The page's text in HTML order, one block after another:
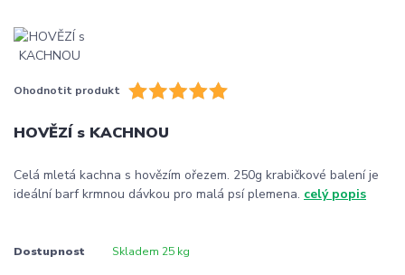
Ohodnotit produkt
HOVĚZÍ s KACHNOU
Celá mletá kachna s hovězím ořezem. 250g krabičkové balení je
ideální barf krmnou dávkou pro malá psí plemena. celý popis
Dostupnost Skladem 25 kg